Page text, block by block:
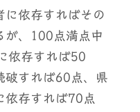
に依存すればその
が、100点満点中
依存すれば50
破すれば60点、県
依存すれば70点